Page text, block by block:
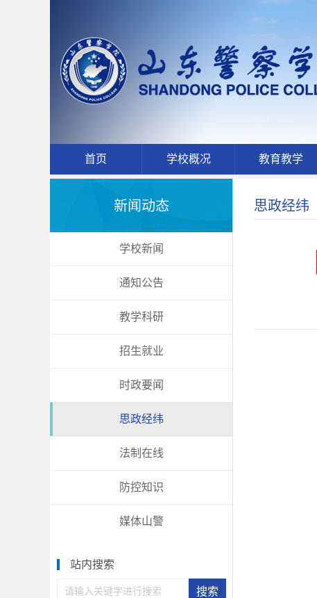
首页 学校概况 教育教学
新闻动态
学校新闻
通知公告
教学科研
招生就业
时政要闻
思政经纬
法制在线
防控知识
媒体山警
站内搜索
思政经纬